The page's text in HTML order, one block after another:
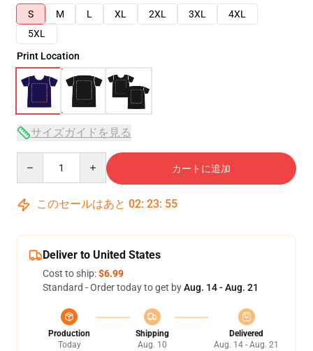
S
M L XL 2XL 3XL
4XL
5XL
Print Location
サイズガイドを見る
カートに追加
このセールはあと 02: 23: 54
Deliver to United States
Cost to ship:$6.99
Standard - Order today to get byAug. 14 - Aug. 21
Production
Today
Shipping
Aug. 10
Delivered
Aug. 14 - Aug. 21